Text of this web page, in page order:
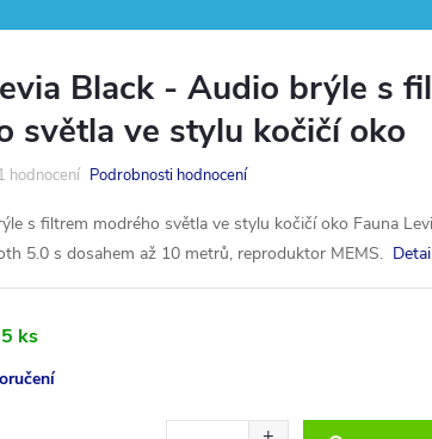
Black - Audio brýle s
světla ve stylu kočičí oko
1 hodnocení Podrobnosti hodnocení
s filtrem modrého světla ve stylu kočičí oko Fauna
5.0 s dosahem až 10 metrů, reproduktor MEMS.
ks